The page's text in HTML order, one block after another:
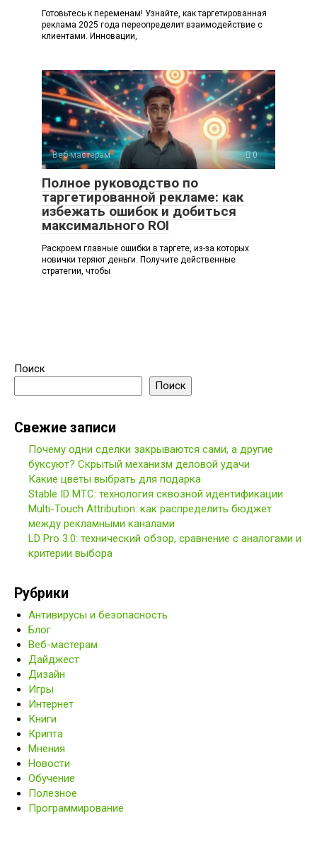
Готовьтесь к переменам! Узнайте, как таргетированная
реклама 2025 года переопределит взаимодействие с
клиентами. Инновации,
Веб-мастерам 0
Полное руководство по
таргетированной рекламе: как
избежать ошибок и добиться
максимального ROI
Раскроем главные ошибки в таргете, из-за которых
новички теряют деньги. Получите действенные
стратегии, чтобы
Поиск
Поиск
Свежие записи
Почему одни сделки закрываются сами, а другие
буксуют? Скрытый механизм деловой удачи
Какие цветы выбрать для подарка
Stable ID МТС: технология сквозной идентификации
Multi-Touch Attribution: как распределить бюджет
между рекламными каналами
LD Pro 3.0: технический обзор, сравнение с аналогами и
критерии выбора
Рубрики
Антивирусы и безопасность
Блог
Веб-мастерам
Дайджест
Дизайн
Игры
Интернет
Книги
Крипта
Мнения
Новости
Обучение
Полезное
Программирование